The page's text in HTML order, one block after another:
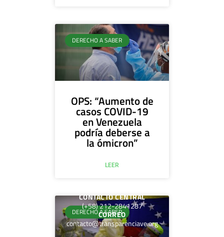
DERECHO A SABER
OPS: “Aumento de
casos COVID-19
en Venezuela
podría deberse a
la ómicron”
LEER
DERECHO A SABER
CONTACTO CENTRAL
(+58) 212-2841287
CORREO
contacto@transparenciave.org